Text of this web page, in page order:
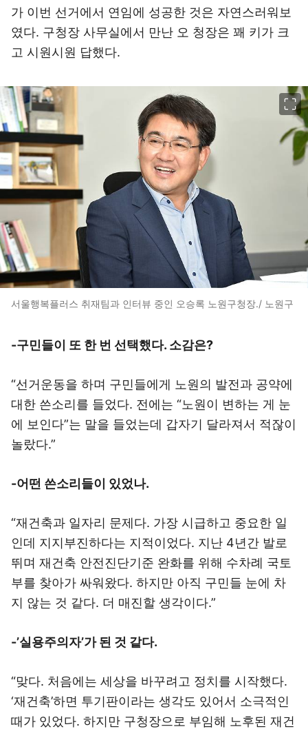
가 이번 선거에서 연임에 성공한 것은 자연스러워보
였다. 구청장 사무실에서 만난 오 청장은 꽤 키가 크
고 시원시원 답했다.
서울행복플러스 취재팀과 인터뷰 중인 오승록 노원구청장./ 노원구
-구민들이 또 한 번 선택했다. 소감은?
“선거운동을 하며 구민들에게 노원의 발전과 공약에
대한 쓴소리를 들었다. 전에는 “노원이 변하는 게 눈
에 보인다”는 말을 들었는데 갑자기 달라져서 적잖이
놀랐다.”
-어떤 쓴소리들이 있었나.
“재건축과 일자리 문제다. 가장 시급하고 중요한 일
인데 지지부진하다는 지적이었다. 지난 4년간 발로
뛰며 재건축 안전진단기준 완화를 위해 수차례 국토
부를 찾아가 싸워왔다. 하지만 아직 구민들 눈에 차
지 않는 것 같다. 더 매진할 생각이다.”
-’실용주의자’가 된 것 같다.
“맞다. 처음에는 세상을 바꾸려고 정치를 시작했다.
‘재건축’하면 투기판이라는 생각도 있어서 소극적인
때가 있었다. 하지만 구청장으로 부임해 노후된 재건